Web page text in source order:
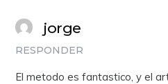
jorge
RESPONDER
El metodo es fantastico, y el